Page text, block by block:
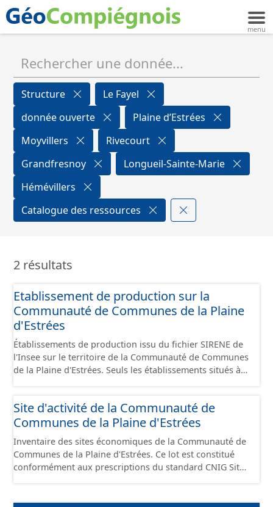
Structure
Le Fayel
donnée ouverte
Plaine d’Estrées
Moyvillers
Rivecourt
Grandfresnoy
Longueil-Sainte-Marie
Hémévillers
Catalogue des ressources
2 résultats
Etablissement de production sur la
Communauté de Communes de la Plaine
d'Estrées
Établissements de production issu du fichier SIRENE de
l'Insee sur le territoire de la Communauté de Communes
de la Plaine d'Estrées. Seuls les établissements situés à
conformément aux prescriptions du standard CNIG Sites
Économiques. Ce lot ne contient pas la référence aux
delà des prescriptions du CNIG se limitant aux SCI.
Site d'activité de la Communauté de
Communes de la Plaine d'Estrées
Inventaire des sites économiques de la Communauté de
Communes de la Plaine d'Estrées. Ce lot est constitué
conformément aux prescriptions du standard CNIG Sites